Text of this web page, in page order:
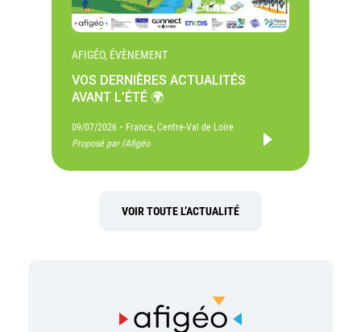
AFIGÉO, ÉVÈNEMENT
VOS DERNIÈRES ACTUALITÉS
AVANT L’ÉTÉ 🌍
09/07/2026 - France, Centre-Val de Loire
Proposé par l'Afigéo
VOIR TOUTE L’ACTUALITÉ